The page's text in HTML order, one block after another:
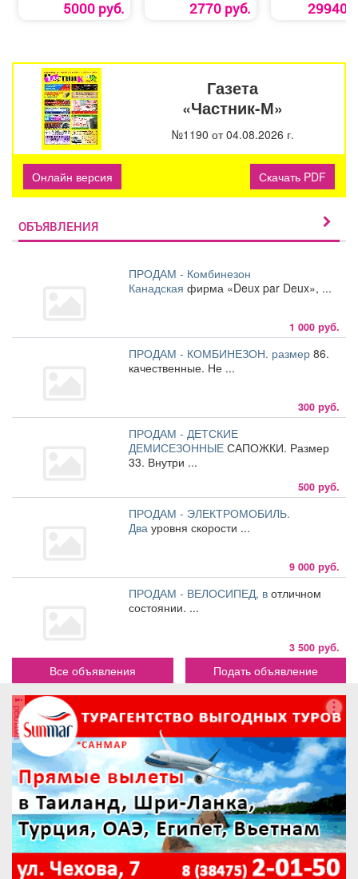
5000 руб. 2770 руб. 29940
Газета
«Частник-М»
№1190 от 04.08.2026 г.
Онлайн версия Скачать PDF
ОБЪЯВЛЕНИЯ
ПРОДАМ - Комбинезон
Канадская фирма «Deux par Deux», ...
1 000 руб.
ПРОДАМ - КОМБИНЕЗОН. размер 86.
качественные. Не ...
300 руб.
ПРОДАМ - ДЕТСКИЕ
ДЕМИСЕЗОННЫЕ САПОЖКИ. Размер
33. Внутри ...
500 руб.
ПРОДАМ - ЭЛЕКТРОМОБИЛЬ.
Два уровня скорости ...
9 000 руб.
ПРОДАМ - ВЕЛОСИПЕД, в отличном
состоянии. ...
3 500 руб.
Все объявления Подать объявление
реклама